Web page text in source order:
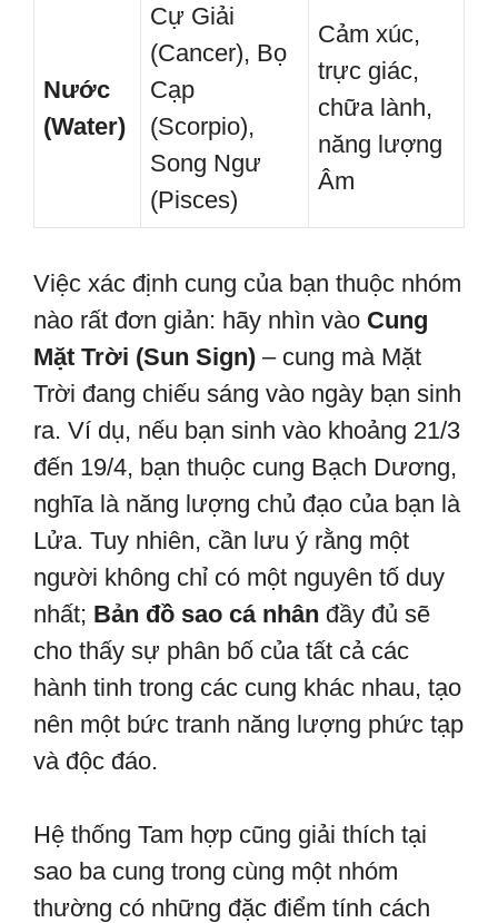
Nước
(Water)
Cự Giải
(Cancer), Bọ
Cạp
(Scorpio),
Song Ngư
(Pisces)
Cảm xúc,
trực giác,
chữa lành,
năng lượng
Âm
Việc xác định cung của bạn thuộc nhóm
nào rất đơn giản: hãy nhìn vào Cung
Mặt Trời (Sun Sign) – cung mà Mặt
Trời đang chiếu sáng vào ngày bạn sinh
ra. Ví dụ, nếu bạn sinh vào khoảng 21/3
đến 19/4, bạn thuộc cung Bạch Dương,
nghĩa là năng lượng chủ đạo của bạn là
Lửa. Tuy nhiên, cần lưu ý rằng một
người không chỉ có một nguyên tố duy
nhất; Bản đồ sao cá nhân đầy đủ sẽ
cho thấy sự phân bố của tất cả các
hành tinh trong các cung khác nhau, tạo
nên một bức tranh năng lượng phức tạp
và độc đáo.
Hệ thống Tam hợp cũng giải thích tại
sao ba cung trong cùng một nhóm
thường có những đặc điểm tính cách